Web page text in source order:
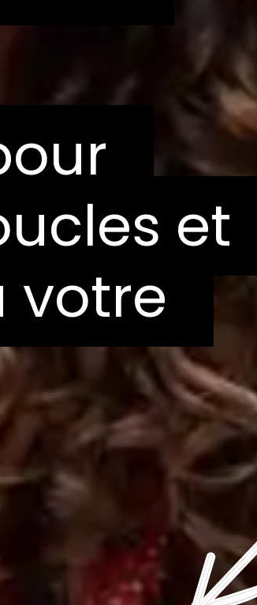
et
votre
et
votre